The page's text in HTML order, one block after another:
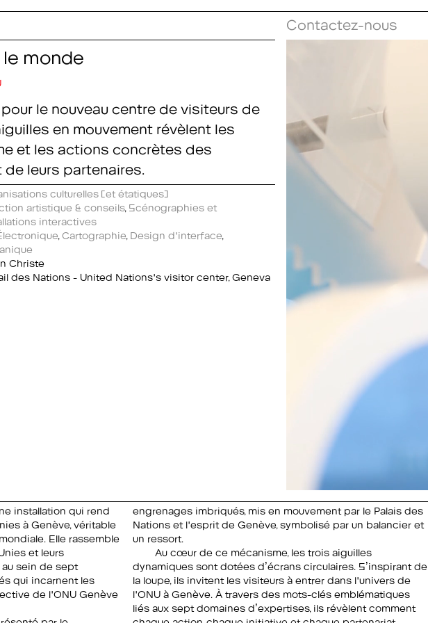
Contactez-nous
monde
le nouveau centre de visiteurs de
en mouvement révèlent les
et les actions concrètes des
leurs partenaires.
culturelles (et étatiques)
artistique & conseils Scénographies et
interactives
Cartographie Design d'interface
Christe
des Nations - United Nations's visitor center, Geneva
installation qui rend
à Genève, véritable
Elle rassemble
et leurs
sein de sept
qui incarnent les
de l'ONU Genève
par le
engrenages imbriqués, mis en mouvement par le Palais des
Nations et l'esprit de Genève, symbolisé par un balancier et
un ressort.
Au cœur de ce mécanisme, les trois aiguilles
dynamiques sont dotées d’écrans circulaires. S’inspirant de
la loupe, ils invitent les visiteurs à entrer dans l'univers de
l'ONU à Genève. À travers des mots-clés emblématiques
liés aux sept domaines d’expertises, ils révèlent comment
chaque action, chaque initiative et chaque partenariat